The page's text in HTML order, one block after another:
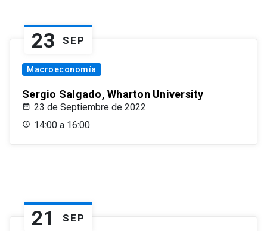
23 SEP
Macroeconomía
Sergio Salgado, Wharton University
23 de Septiembre de 2022
14:00 a 16:00
21 SEP